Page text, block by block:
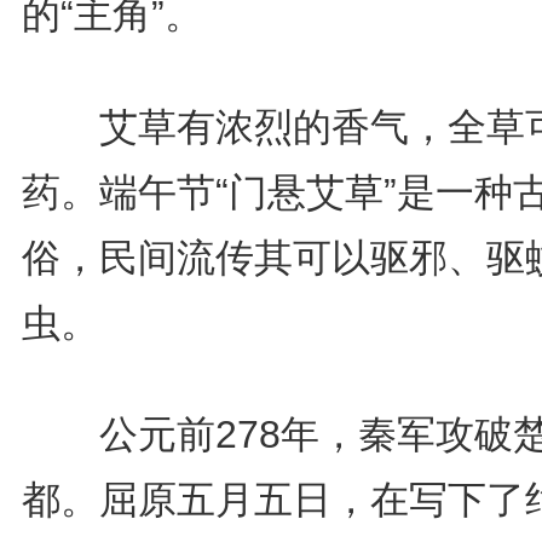
的“主角”。
艾草有浓烈的香气，全草
药。端午节“门悬艾草”是一种
俗，民间流传其可以驱邪、驱
虫。
公元前278年，秦军攻破
都。屈原五月五日，在写下了